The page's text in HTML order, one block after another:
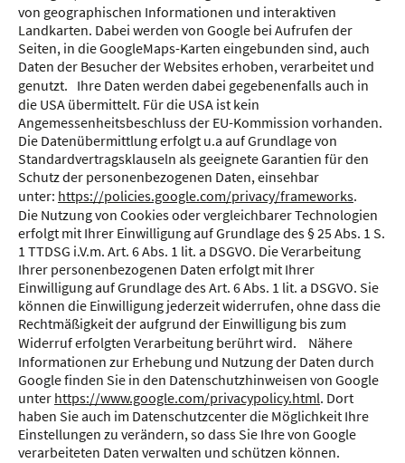
von geographischen Informationen und interaktiven
Landkarten. Dabei werden von Google bei Aufrufen der
Seiten, in die GoogleMaps-Karten eingebunden sind, auch
Daten der Besucher der Websites erhoben, verarbeitet und
genutzt. Ihre Daten werden dabei gegebenenfalls auch in
die USA übermittelt. Für die USA ist kein
Angemessenheitsbeschluss der EU-Kommission vorhanden.
Die Datenübermittlung erfolgt u.a auf Grundlage von
Standardvertragsklauseln als geeignete Garantien für den
Schutz der personenbezogenen Daten, einsehbar
unter: https://policies.google.com/privacy/frameworks.
Die Nutzung von Cookies oder vergleichbarer Technologien
erfolgt mit Ihrer Einwilligung auf Grundlage des § 25 Abs. 1 S.
1 TTDSG i.V.m. Art. 6 Abs. 1 lit. a DSGVO. Die Verarbeitung
Ihrer personenbezogenen Daten erfolgt mit Ihrer
Einwilligung auf Grundlage des Art. 6 Abs. 1 lit. a DSGVO. Sie
können die Einwilligung jederzeit widerrufen, ohne dass die
Rechtmäßigkeit der aufgrund der Einwilligung bis zum
Widerruf erfolgten Verarbeitung berührt wird. Nähere
Informationen zur Erhebung und Nutzung der Daten durch
Google finden Sie in den Datenschutzhinweisen von Google
unter https://www.google.com/privacypolicy.html. Dort
haben Sie auch im Datenschutzcenter die Möglichkeit Ihre
Einstellungen zu verändern, so dass Sie Ihre von Google
verarbeiteten Daten verwalten und schützen können.